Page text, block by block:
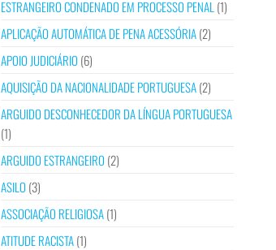
ESTRANGEIRO CONDENADO EM PROCESSO PENAL (1)
APLICAÇÃO AUTOMÁTICA DE PENA ACESSÓRIA(2)
APOIO JUDICIÁRIO (6)
AQUISIÇÃO DA NACIONALIDADE PORTUGUESA(2)
ARGUIDO DESCONHECEDOR DA LÍNGUA PORTUGUESA
(1)
ARGUIDO ESTRANGEIRO (2)
ASILO (3)
ASSOCIAÇÃO RELIGIOSA(1)
ATITUDE RACISTA(1)